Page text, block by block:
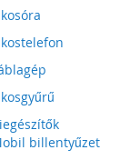
billentyűzet